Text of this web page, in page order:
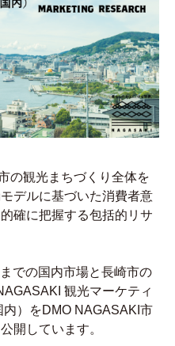
の観光まちづくり全体を
デルに基づいた消費者意
確に把握する包括的リサ
での国内市場と長崎市の
観光マーケティ
）をDMO NAGASAKI市
開しています。